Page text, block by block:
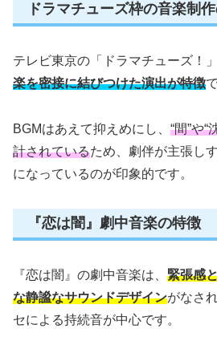
ドラマチューズ枠の音楽制
テレビ東京の「ドラマチューズ！」
楽を密接に結びつけた演出が特徴
BGMはあえて抑えめにし、 “間”や
計されているため、劇伴が主張し
になっているのが印象的です。
『恋は闇』劇中音楽の特徴
『恋は闇』の劇中音楽は、 緊張感
な静謐なサウンドデザインがなさ
セによる持続音が中心です。